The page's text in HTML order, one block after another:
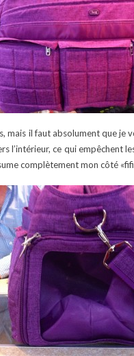
mais il faut absolument que
l’intérieur, ce qui empêchent
complètement mon côté